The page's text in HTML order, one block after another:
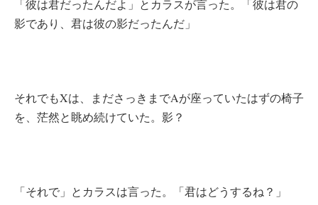
「彼は君だったんだよ」とカラスが言った。「彼は君の
影であり、君は彼の影だったんだ」
それでもXは、まださっきまでAが座っていたはずの椅子
を、茫然と眺め続けていた。影？
「それで」とカラスは言った。「君はどうするね？」